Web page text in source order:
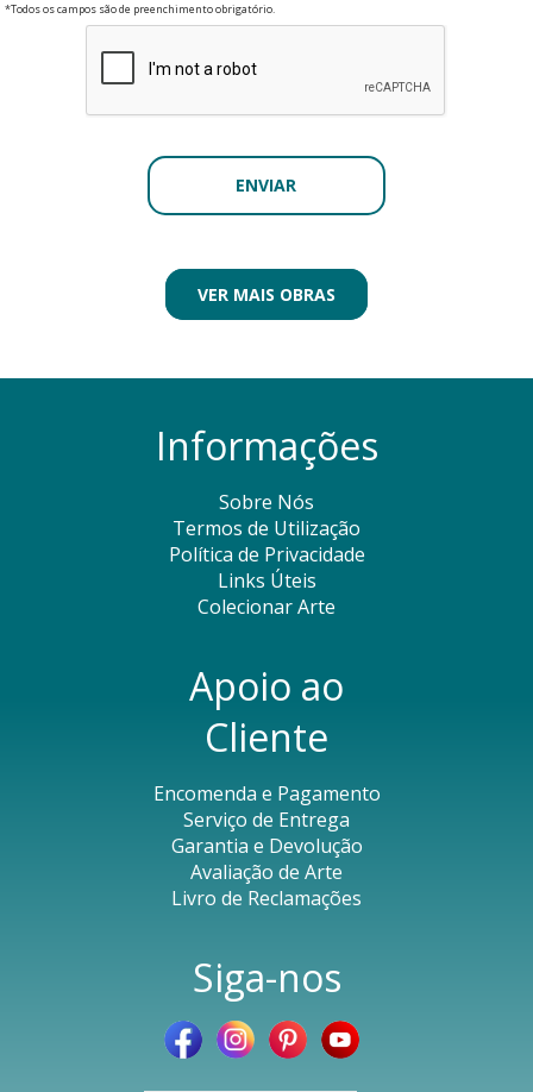
*Todos os campos são de preenchimento obrigatório.
VER MAIS OBRAS
Informações
Sobre Nós
Termos de Utilização
Política de Privacidade
Links Úteis
Colecionar Arte
Apoio ao
Cliente
Encomenda e Pagamento
Serviço de Entrega
Garantia e Devolução
Avaliação de Arte
Livro de Reclamações
Siga-nos